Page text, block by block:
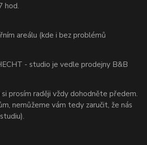
hod.
areálu (kde i bez problémů
- studio je vedle prodejny B&B
prosím raději vždy dohodněte předem.
nemůžeme vám tedy zaručit, že nás